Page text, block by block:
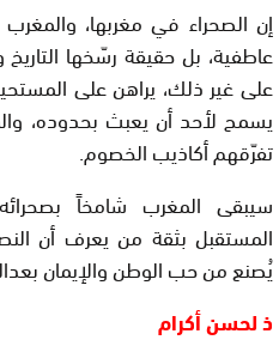
إن الصحراء في مغربها،
عاطفية، بل حقيقة رسّخها
على غير ذلك، يراهن على
يسمح لأحد أن يعبث بحدوده،
تفرّقهم أكاذيب الخصوم.
سيبقى المغرب شامخاً
المستقبل بثقة من يعرف أن
يُصنع من حب الوطن والإيمان
ذ لحسن أكرام